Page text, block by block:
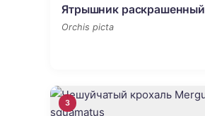
Ятрышник раскрашенный
Orchis picta
3